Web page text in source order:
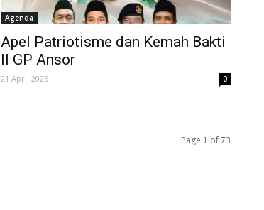
Agenda
Apel Patriotisme dan Kemah Bakti
II GP Ansor
21 April 2025 0
Page 1 of 73